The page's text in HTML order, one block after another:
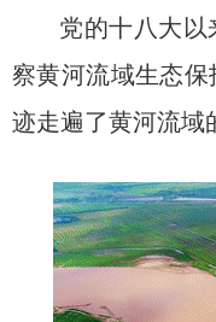
党的十八大以
察黄河流域生态
迹走遍了黄河流